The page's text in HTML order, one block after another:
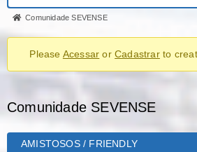
Comunidade SEVENSE
Please Acessar orCadastrarto
Comunidade SEVENSE
AMISTOSOS / FRIENDLY